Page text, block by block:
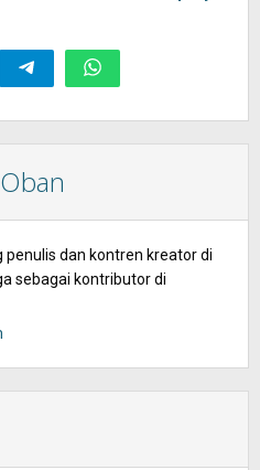
Oban
penulis dan kontren kreator di
sebagai kontributor di